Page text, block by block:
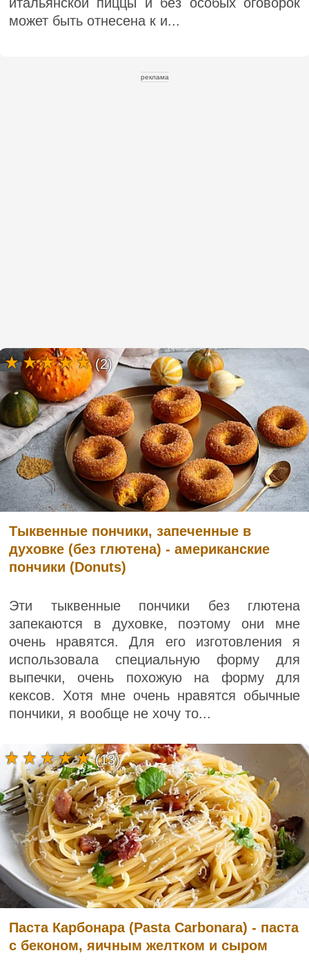
может быть отнесена к и...
реклама
Тыквенные пончики, запеченные в
духовке (без глютена) - американские
пончики (Donuts)
Эти тыквенные пончики без глютена
запекаются в духовке, поэтому они мне
очень нравятся. Для его изготовления я
использовала специальную форму для
выпечки, очень похожую на форму для
кексов. Хотя мне очень нравятся обычные
пончики, я вообще не хочу то...
(2)
Паста Карбонара (Pasta Carbonara) - паста
с беконом, яичным желтком и сыром
(13)